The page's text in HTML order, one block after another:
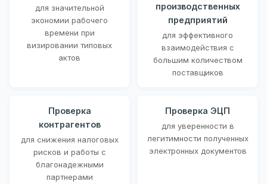
для значительной
экономии рабочего
времени при
визировании типовых
актов
производственных
предприятий
для эффективного
взаимодействия с
большим количеством
поставщиков
Проверка
контрагентов
для снижения налоговых
рисков и работы с
благонадежными
партнерами
Проверка ЭЦП
для уверенности в
легитимности полученных
электронных документов